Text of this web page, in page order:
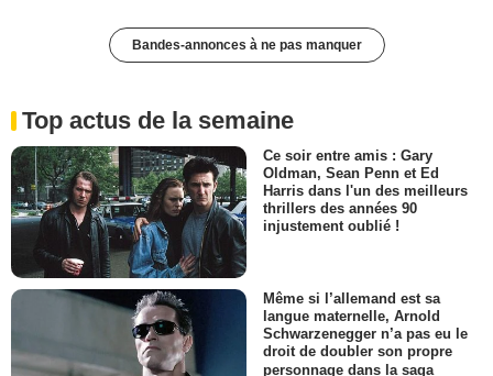
Bandes-annonces à ne pas manquer
Top actus de la semaine
Ce soir entre amis : Gary
Oldman, Sean Penn et Ed
Harris dans l'un des meilleurs
thrillers des années 90
injustement oublié !
Même si l’allemand est sa
langue maternelle, Arnold
Schwarzenegger n’a pas eu le
droit de doubler son propre
personnage dans la saga